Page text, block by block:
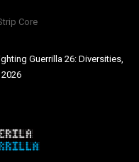
Core
Guerrilla 26: Diversities,